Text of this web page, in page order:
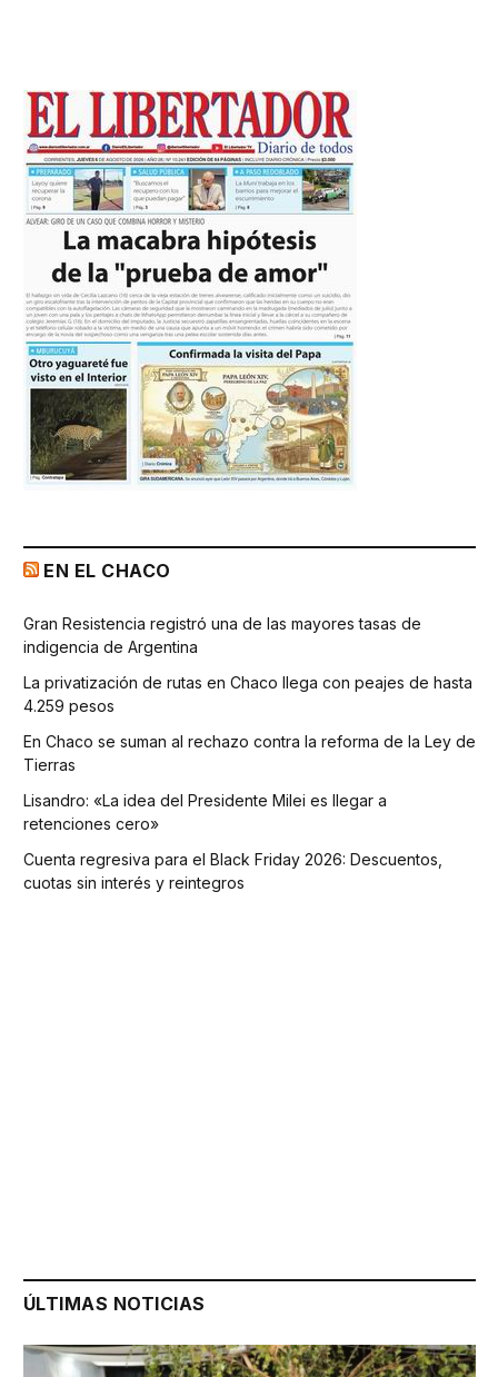
EN EL CHACO
Gran Resistencia registró una de las mayores tasas de
indigencia de Argentina
La privatización de rutas en Chaco llega con peajes de hasta
4.259 pesos
En Chaco se suman al rechazo contra la reforma de la Ley de
Tierras
Lisandro: «La idea del Presidente Milei es llegar a
retenciones cero»
Cuenta regresiva para el Black Friday 2026: Descuentos,
cuotas sin interés y reintegros
ÚLTIMAS NOTICIAS